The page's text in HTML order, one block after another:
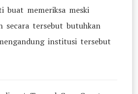
buat memeriksa meski
secara tersebut butuhkan
institusi tersebut